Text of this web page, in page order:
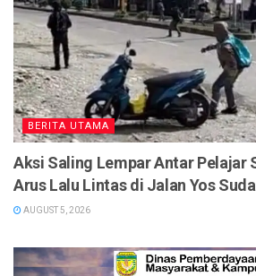
BERITA UTAMA
Aksi Saling Lempar Antar Pelajar
Arus Lalu Lintas di Jalan Yos
AUGUST 5, 2026